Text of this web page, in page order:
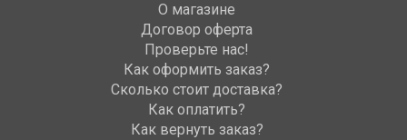
О магазине
Договор оферта
Проверьте нас!
Как оформить заказ?
Сколько стоит доставка?
Как оплатить?
Как вернуть заказ?